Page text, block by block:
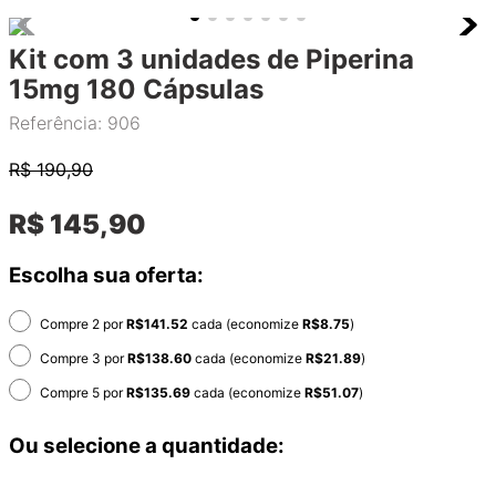
Kit com 3 unidades de Piperina
15mg 180 Cápsulas
Referência: 906
R$190,90
R$ 145,90
Escolha sua oferta:
Compre 2 porR$141.52 cada (economize R$8.75)
Compre 3 porR$138.60 cada (economize R$21.89)
Compre 5 porR$135.69 cada (economize R$51.07)
Ou selecione a quantidade: